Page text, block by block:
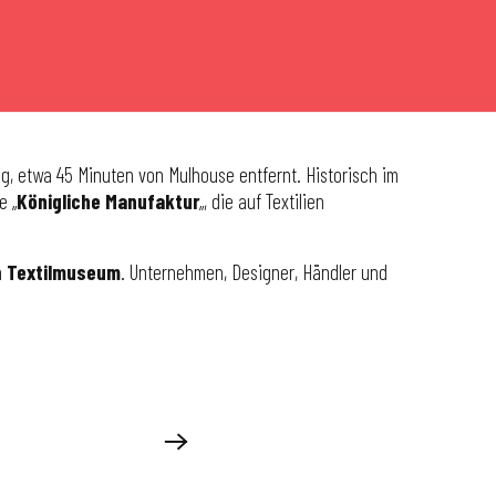
etwa 45 Minuten von Mulhouse entfernt. Historisch im
„Königliche Manufaktur„, die auf Textilien
Textilmuseum. Unternehmen, Designer, Händler und